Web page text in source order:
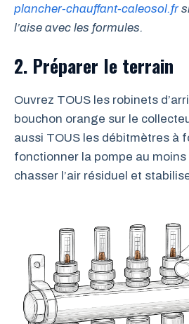
plancher-chauffant-caleosol.fr
l’aise avec les formules.
2. Préparer le terrain
Ouvrez TOUS les robinets
bouchon orange sur le
aussi TOUS les débitmètres à
fonctionner la pompe au
chasser l’air résiduel et